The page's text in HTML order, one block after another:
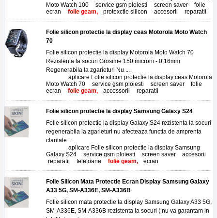
Moto Watch 100
service gsm ploiesti screen saver,
folie
ecran
folie geam, protexctie silicon accesorii reparatii
Folie silicon protectie la display ceas Motorola Moto Watch
70
Folie silicon protectie la display Motorola Moto Watch 70
Rezistenta la socuri Grosime 150 microni - 0,16mm
Regenerabila la zgarieturi Nu ...
aplicare Folie silicon protectie la display ceas Motorola
Moto Watch 70
service gsm ploiesti screen saver,
folie
ecran
folie geam, accessorii reparatii
Folie silicon protectie la display Samsung Galaxy S24
Folie silicon protectie la display Galaxy S24 rezistenta la socuri
regenerabila la zgarieturi nu afecteaza functia de amprenta
claritate ...
aplicare Folie silicon protectie la display Samsung
Galaxy S24
service gsm ploiesti screen saver, accesorii
reparatii
telefoane folie geam, ecran
Folie Silicon Mata Protectie Ecran Display Samsung Galaxy
A33 5G, SM-A336E, SM-A336B
Folie silicon mata protectie la display Samsung Galaxy A33 5G,
SM-A336E, SM-A336B rezistenta la socuri ( nu va garantam in